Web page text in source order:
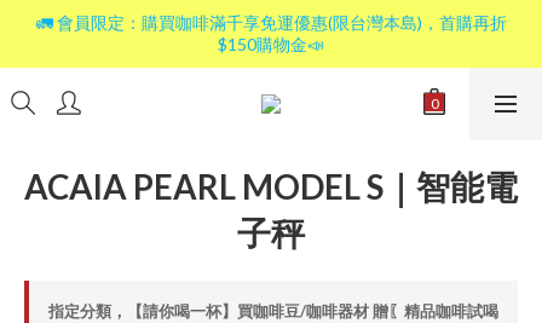
🚛 會員限定：購買咖啡滿千享免運優惠(限台灣本島)，首購再折
$150購物金📣
ACAIA PEARL MODEL S｜智能電
子秤
指定分類，【請你喝一杯】買咖啡豆/咖啡器材 贈〖精品咖啡試喝